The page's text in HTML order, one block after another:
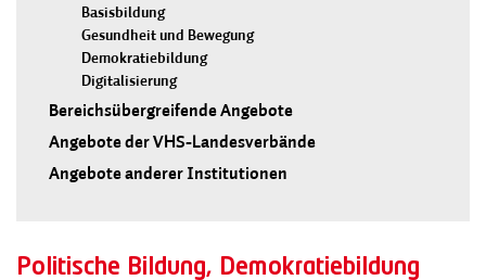
Basisbildung
Gesundheit und Bewegung
Demokratiebildung
Digitalisierung
Bereichsübergreifende Angebote
Angebote der VHS-Landesverbände
Angebote anderer Institutionen
Politische Bildung, Demokratiebildung